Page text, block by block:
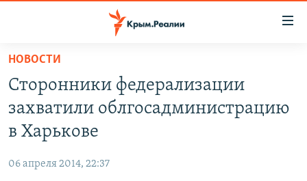
Вернуться
основному
содержанию
Вернутся
главной
навигации
СПЕЦПРОЕКТЫ
ГРУЗ 200
11 ЛЕТ ОККУПАЦИИ КРЫМА. 11 ИСТОРИЙ СОПРОТИВЛЕНИЯ
ВОДА
ЕЩЕ
НОВОСТИ
Сторонники федерализации
захватили облгосадминистрацию
в Харькове
06 апреля 2014, 22:37